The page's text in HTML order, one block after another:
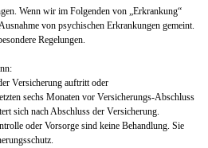
Wenn wir im Folgenden von „Erkrankung“
von psychischen Erkrankungen gemeint.
Regelungen.
Versicherung auftritt oder
sechs Monaten vor Versicherungs-Abschluss
sich nach Abschluss der Versicherung.
oder Vorsorge sind keine Behandlung. Sie